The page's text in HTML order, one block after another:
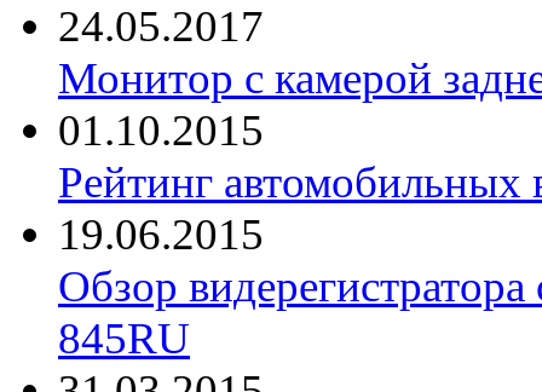
24.05.2017
Монитор с камерой
01.10.2015
Рейтинг автомобильных
19.06.2015
Обзор
845RU